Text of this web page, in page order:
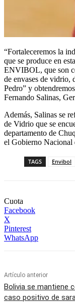
“Fortaleceremos la
que se produce en
ENVIBOL, que son
de envases de vidrio,
Pedro” y
Fernando Salinas,
Además, Salinas se
de Vidrio que se
departamento de
el Gobierno Nacional
TAGS Envibol
Cuota
Facebook
X
Pinterest
WhatsApp
Artículo anterior
Bolivia se mantiene
caso positivo de